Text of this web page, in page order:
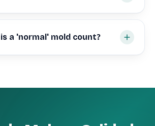
a 'normal' mold count?